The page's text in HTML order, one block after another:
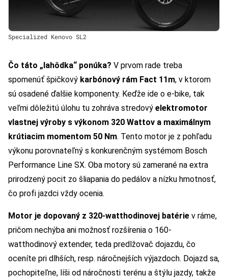
Specialized Kenovo SL2
Čo táto „lahôdka“ ponúka? V prvom rade treba
spomenúť špičkový karbónový rám Fact 11m, v ktorom
sú osadené ďalšie komponenty. Keďže ide o e-bike, tak
veľmi dôležitú úlohu tu zohráva stredový elektromotor
vlastnej výroby s výkonom 320 Wattov a maximálnym
krútiacim momentom 50 Nm. Tento motor je z pohľadu
výkonu porovnateľný s konkurenčným systémom Bosch
Performance Line SX. Oba motory sú zamerané na extra
prirodzený pocit zo šliapania do pedálov a nízku hmotnosť,
čo profi jazdci vždy ocenia.
Motor je dopovaný z 320-watthodinovej batérie v ráme,
pričom nechýba ani možnosť rozšírenia o 160-
watthodinový extender, teda predlžovač dojazdu, čo
oceníte pri dlhších, resp. náročnejších výjazdoch. Dojazd sa,
pochopiteľne, líši od náročnosti terénu a štýlu jazdy, takže